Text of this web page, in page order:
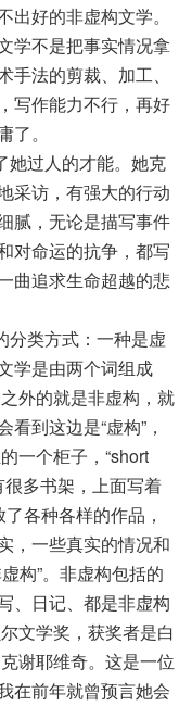
好的非虚构文学。
学不是把事实情况拿
法的剪裁、加工、
写作能力不行，再好
。
过人的才能。她克
采访，有强大的行动
腻，无论是描写事件
对命运的抗争，都写
曲追求生命超越的悲
类方式：一种是虚
学是由两个词组成
外的就是非虚构，就
到这边是“虚构”，
一个柜子，“short
很多书架，上面写着
各种各样的作品，
，一些真实的情况和
构”。非虚构包括的
、日记、都是非虚构
文学奖，获奖者是白
谢耶维奇。这是一位
在前年就曾预言她会